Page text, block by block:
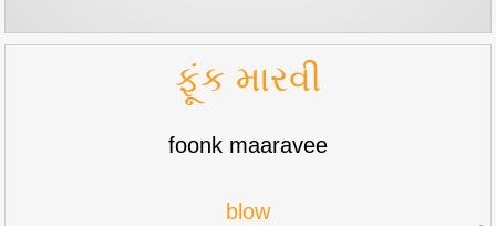
ફૂંક મારવી
foonk maaravee
blow